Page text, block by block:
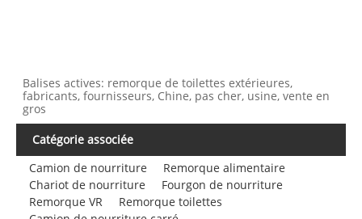
Balises actives: remorque de toilettes extérieures,
fabricants, fournisseurs, Chine, pas cher, usine, vente en
gros
Catégorie associée
Camion de nourriture
Remorque alimentaire
Chariot de nourriture
Fourgon de nourriture
Remorque VR
Remorque toilettes